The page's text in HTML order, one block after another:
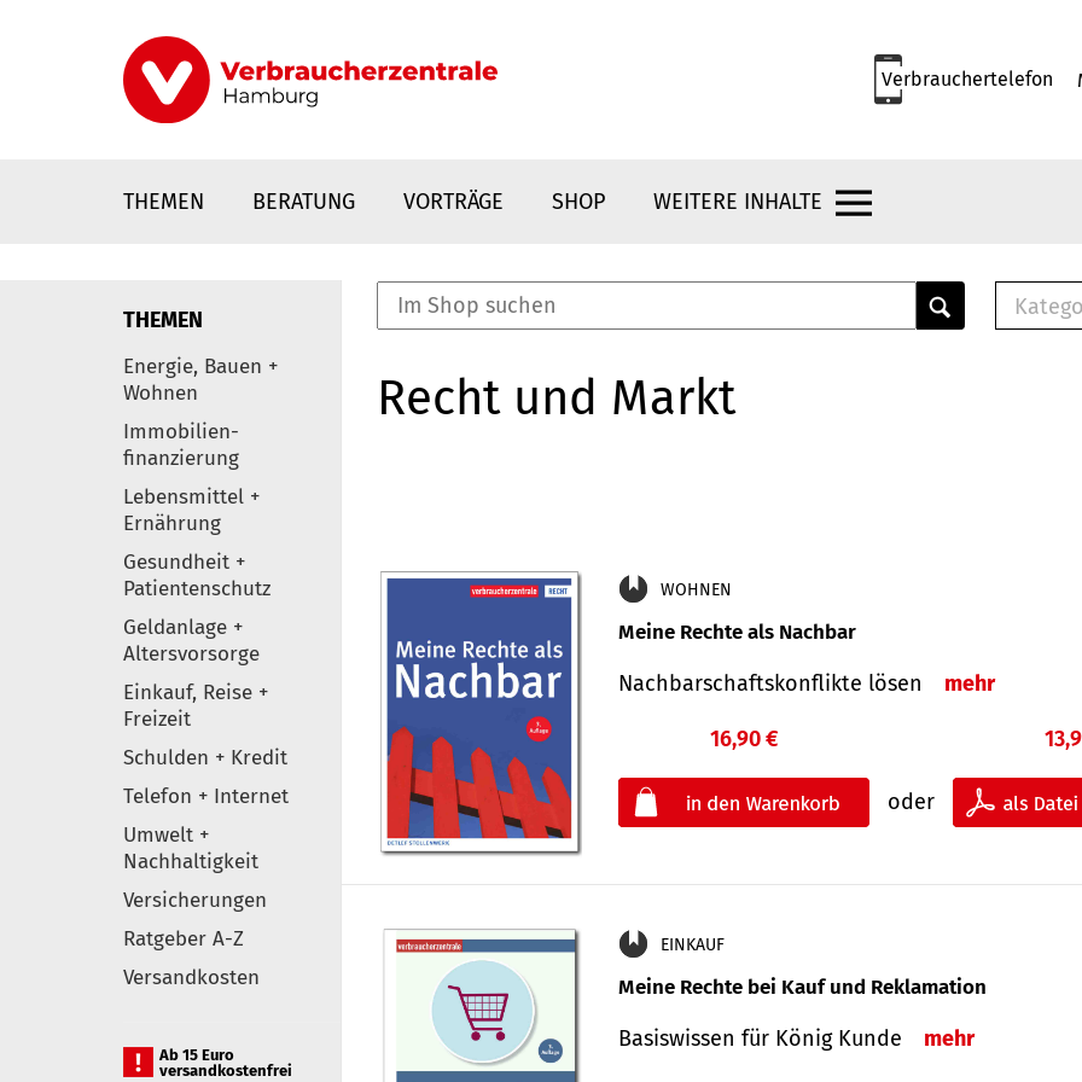
Verbrauchertelefon
THEMEN BERATUNG VORTRÄGE SHOP WEITERE INHALTE
Elemente
THEMEN
Energie, Bauen +
Wohnen
Immobilien-
finanzierung
Lebensmittel +
Ernährung
Gesundheit +
Patientenschutz
Geldanlage +
Altersvorsorge
Einkauf, Reise +
Freizeit
Schulden + Kredit
Telefon + Internet
Umwelt +
Nachhaltigkeit
Versicherungen
Ratgeber A-Z
Versandkosten
Ab 15 Euro
versandkostenfrei
Recht und Markt
WOHNEN
Meine Rechte als Nachbar
Nach­bar­schafts­konflikte lösen mehr
16,90 €
oder
EINKAUF
Meine Rechte bei Kauf und Reklamation
Basiswissen für König Kunde mehr